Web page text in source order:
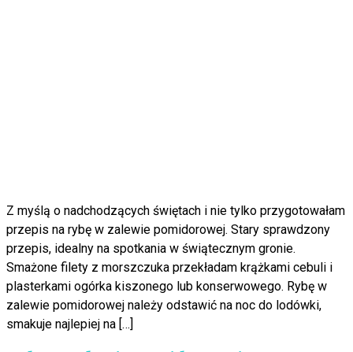
Z myślą o nadchodzących świętach i nie tylko przygotowałam
przepis na rybę w zalewie pomidorowej. Stary sprawdzony
przepis, idealny na spotkania w świątecznym gronie.
Smażone filety z morszczuka przekładam krążkami cebuli i
plasterkami ogórka kiszonego lub konserwowego. Rybę w
zalewie pomidorowej należy odstawić na noc do lodówki,
smakuje najlepiej na […]